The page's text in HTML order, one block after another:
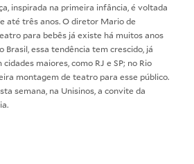
inspirada na primeira infância, é voltada
até três anos. O diretor Mario de
para bebês já existe há muitos anos
Brasil, essa tendência tem crescido, já
maiores, como RJ e SP; no Rio
montagem de teatro para esse público.
semana, na Unisinos, a convite da
.